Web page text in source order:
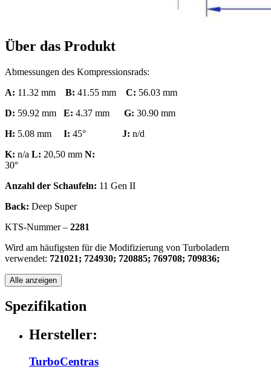
Über das Produkt
Abmessungen des Kompressionsrads:
A: 11.32 mm B: 41.55 mm C: 56.03 mm
D: 59.92 mm E: 4.37 mm G: 30.90 mm
H: 5.08 mm I: 45° J: n/d
K: n/a L: 20,50 mm N:
Anzahl der Schaufeln: 11 Gen II
Back: Deep Super
KTS-Nummer – 2281
Wird am häufigsten für die Modifizierung von Turboladern
verwendet: 721021; 724930; 720885; 769708; 709836;
Alle anzeigen
Spezifikation
Hersteller:
TurboCentras